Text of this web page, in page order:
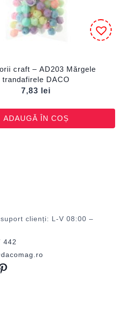
craft – AD203 Mărgele
trandafirele DACO
7,83
lei
ADAUGĂ ÎN COȘ
clienți: L-V 08:00 –
442